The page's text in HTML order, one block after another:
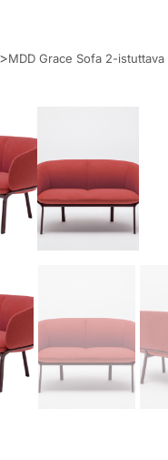
MDD Grace Sofa 2-istuttava